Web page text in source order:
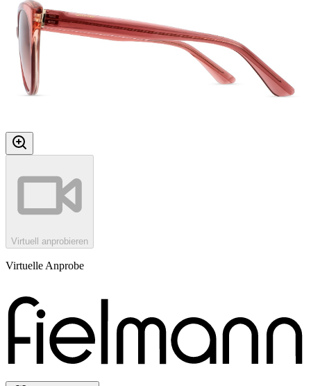
Virtuell anprobieren
Virtuelle Anprobe